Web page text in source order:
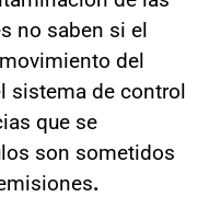
no saben si el
del
sistema de control
que se
son sometidos
.